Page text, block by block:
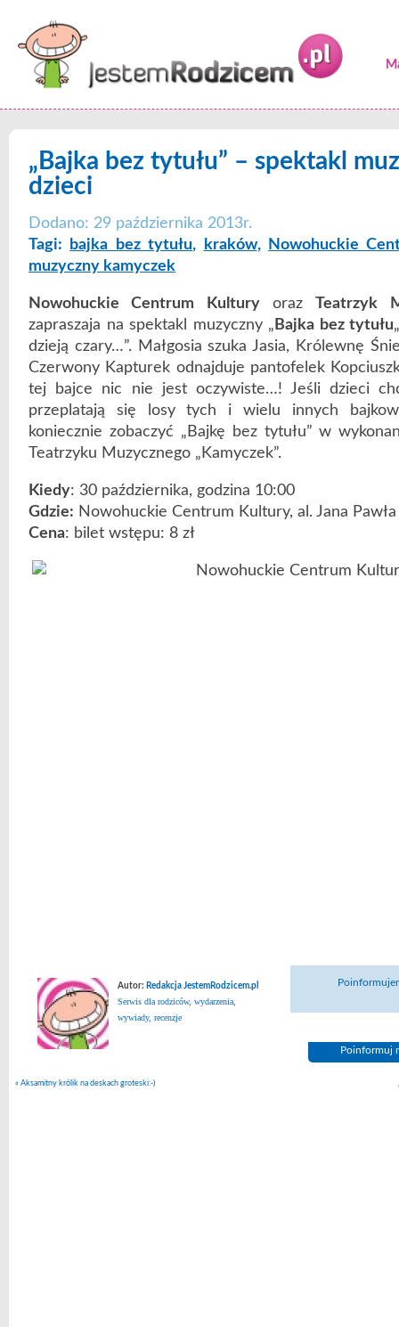
„Bajka bez tytułu” – spektakl
dzieci
Dodano: 29 października 2013r.
Tagi:
bajka bez tytułu, kraków,
Nowohuckie
muzyczny kamyczek
Nowohuckie Centrum KulturyorazTeatrzyk
zapraszaja na spektakl muzyczny „ Bajka bez tytułu
dzieją czary…”. Małgosia szuka Jasia, Królewnę
Czerwony Kapturek odnajduje pantofelek
tej bajce nic nie jest oczywiste…! Jeśli dzieci
przeplatają się losy tych i wielu innych
koniecznie zobaczyć „Bajkę bez tytułu” w
Teatrzyku Muzycznego „Kamyczek”.
Kiedy: 30 października, godzina 10:00
Gdzie: Nowohuckie Centrum Kultury, al. Jana
Cena: bilet wstępu: 8 zł
Autor: Redakcja JestemRodzicem.pl
Serwis dla rodziców, wydarzenia,
wywiady, recenzje
Poinformuj
« Aksamitny królik na deskach groteski:-)